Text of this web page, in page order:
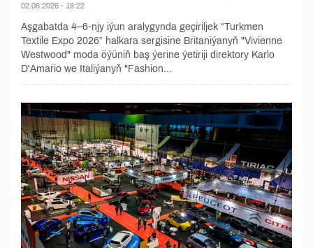
02.06.2026 - 18:22
Aşgabatda 4–6-njy iýun aralygynda geçiriljek “Turkmen
Textile Expo 2026” halkara sergisine Britaniýanyň "Vivienne
Westwood" moda öýüniň baş ýerine ýetiriji direktory Karlo
D'Amario we Italiýanyň "Fashion...